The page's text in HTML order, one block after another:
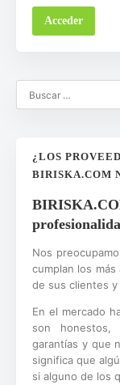
¿LOS
BIRISKA.COM
Nos
cumplan los
de sus clientes
En el mercado
son honestos,
garantías y que
significa que
si alguno de los